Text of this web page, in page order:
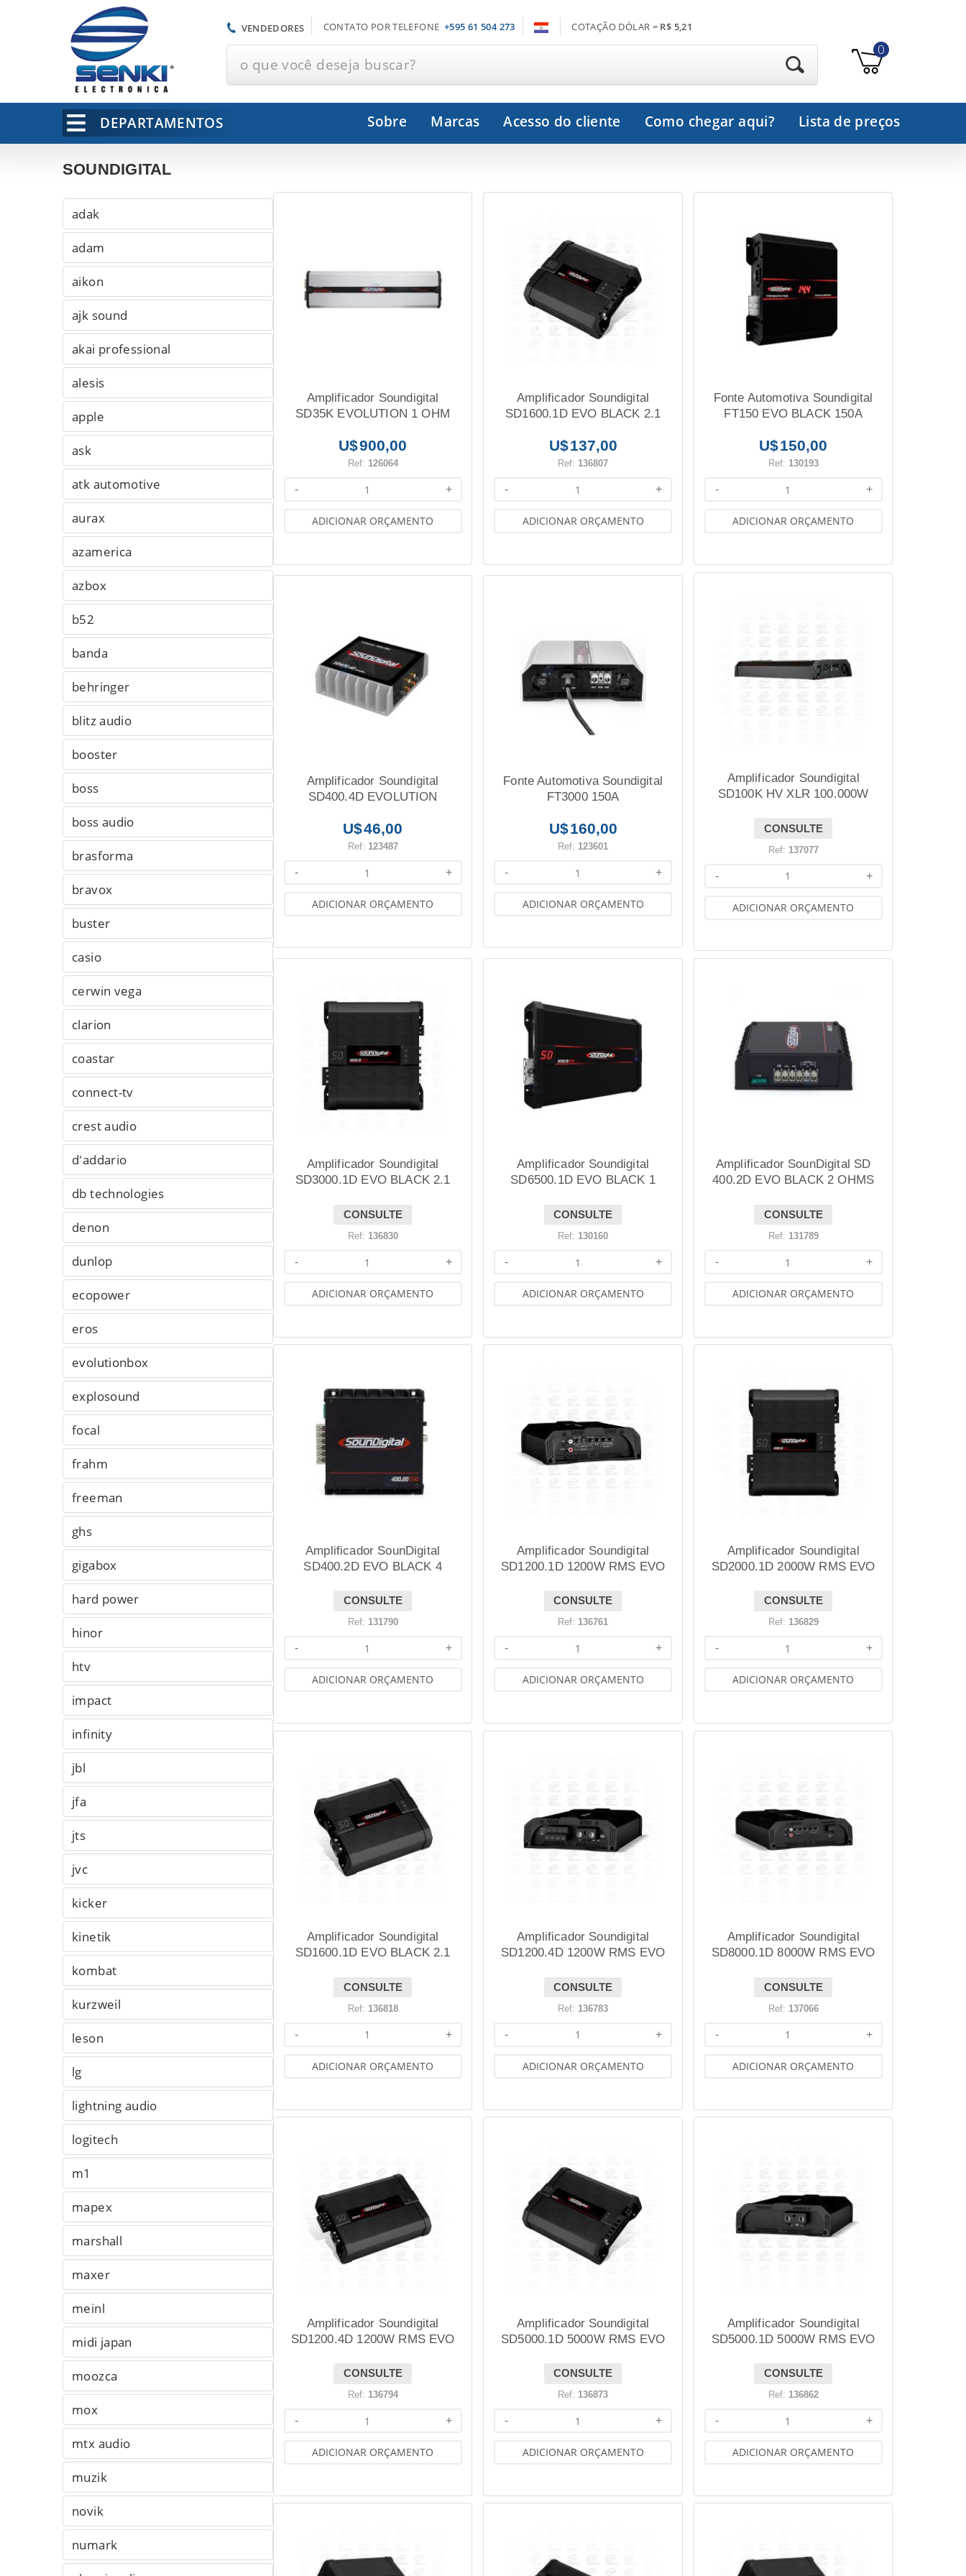
VENDEDORES CONTATO POR TELEFONE +595 61 504 273 COTAÇÃO DÓLAR = R$ 5,21
o que você deseja buscar?
0
DEPARTAMENTOS Sobre Marcas Acesso do cliente Como chegar aqui? Lista de preços
SOUNDIGITAL
Amplificador Soundigital
SD35K EVOLUTION 1 OHM
900,00
Ref: 126064
+
-
ADICIONAR ORÇAMENTO
Amplificador Soundigital
SD1600.1D EVO BLACK 2.1
137,00
Ref: 136807
+
-
ADICIONAR ORÇAMENTO
Fonte Automotiva Soundigital
FT150 EVO BLACK 150A
150,00
Ref: 130193
+
-
ADICIONAR ORÇAMENTO
Amplificador Soundigital
SD400.4D EVOLUTION
46,00
Ref: 123487
+
-
ADICIONAR ORÇAMENTO
Fonte Automotiva Soundigital
FT3000 150A
160,00
Ref: 123601
+
-
ADICIONAR ORÇAMENTO
Amplificador Soundigital
SD100K HV XLR 100.000W
CONSULTE
Ref: 137077
+
-
ADICIONAR ORÇAMENTO
Amplificador Soundigital
SD3000.1D EVO BLACK 2.1
CONSULTE
Ref: 136830
+
-
ADICIONAR ORÇAMENTO
Amplificador Soundigital
SD6500.1D EVO BLACK 1
CONSULTE
Ref: 130160
+
-
ADICIONAR ORÇAMENTO
Amplificador SounDigital SD
400.2D EVO BLACK 2 OHMS
CONSULTE
Ref: 131789
+
-
ADICIONAR ORÇAMENTO
Amplificador SounDigital
SD400.2D EVO BLACK 4
CONSULTE
Ref: 131790
+
-
ADICIONAR ORÇAMENTO
Amplificador Soundigital
SD1200.1D 1200W RMS EVO
CONSULTE
Ref: 136761
+
-
ADICIONAR ORÇAMENTO
Amplificador Soundigital
SD2000.1D 2000W RMS EVO
CONSULTE
Ref: 136829
+
-
ADICIONAR ORÇAMENTO
Amplificador Soundigital
SD1600.1D EVO BLACK 2.1
CONSULTE
Ref: 136818
+
-
ADICIONAR ORÇAMENTO
Amplificador Soundigital
SD1200.4D 1200W RMS EVO
CONSULTE
Ref: 136783
+
-
ADICIONAR ORÇAMENTO
Amplificador Soundigital
SD8000.1D 8000W RMS EVO
CONSULTE
Ref: 137066
+
-
ADICIONAR ORÇAMENTO
Amplificador Soundigital
SD1200.4D 1200W RMS EVO
CONSULTE
Ref: 136794
+
-
ADICIONAR ORÇAMENTO
Amplificador Soundigital
SD5000.1D 5000W RMS EVO
CONSULTE
Ref: 136873
+
-
ADICIONAR ORÇAMENTO
Amplificador Soundigital
SD5000.1D 5000W RMS EVO
CONSULTE
Ref: 136862
+
-
ADICIONAR ORÇAMENTO
adak
adam
aikon
ajk sound
akai professional
alesis
apple
ask
atk automotive
aurax
azamerica
azbox
b52
banda
behringer
blitz audio
booster
boss
boss audio
brasforma
bravox
buster
casio
cerwin vega
clarion
coastar
connect-tv
crest audio
d'addario
db technologies
denon
dunlop
ecopower
eros
evolutionbox
explosound
focal
frahm
freeman
ghs
gigabox
hard power
hinor
htv
impact
infinity
jbl
jfa
jts
jvc
kicker
kinetik
kombat
kurzweil
leson
lg
lightning audio
logitech
m1
mapex
marshall
maxer
meinl
midi japan
moozca
mox
mtx audio
muzik
novik
numark